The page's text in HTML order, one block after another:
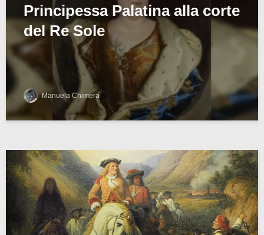
Principessa Palatina alla corte
del Re Sole
Manuela Chimera